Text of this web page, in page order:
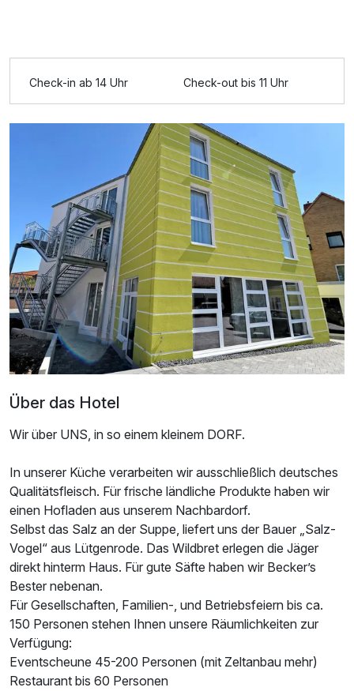
Check-in ab 14 Uhr Check-out bis 11 Uhr
Über das Hotel
Wir über UNS, in so einem kleinem DORF.
In unserer Küche verarbeiten wir ausschließlich deutsches
Qualitätsfleisch. Für frische ländliche Produkte haben wir
einen Hofladen aus unserem Nachbardorf.
Selbst das Salz an der Suppe, liefert uns der Bauer „Salz-
Vogel“ aus Lütgenrode. Das Wildbret erlegen die Jäger
direkt hinterm Haus. Für gute Säfte haben wir Becker’s
Bester nebenan.
Für Gesellschaften, Familien-, und Betriebsfeiern bis ca.
150 Personen stehen Ihnen unsere Räumlichkeiten zur
Verfügung:
Eventscheune 45-200 Personen (mit Zeltanbau mehr)
Restaurant bis 60 Personen